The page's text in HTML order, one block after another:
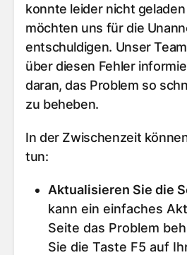
konnte leider nicht
möchten uns für die
entschuldigen. Unser
über diesen Fehler
daran, das Problem so
zu beheben.
In der Zwischenzeit
tun:
Aktualisieren Sie die
kann ein einfaches
Seite das Problem
Sie die Taste F5 auf